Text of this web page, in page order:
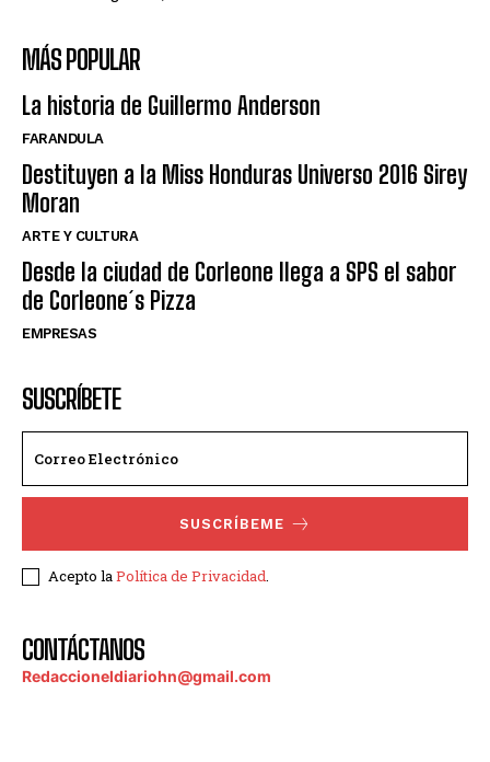
MÁS POPULAR
La historia de Guillermo Anderson
FARANDULA
Destituyen a la Miss Honduras Universo 2016 Sirey
Moran
ARTE Y CULTURA
Desde la ciudad de Corleone llega a SPS el sabor
de Corleone´s Pizza
EMPRESAS
SUSCRÍBETE
SUSCRÍBEME
Acepto laPolítica de Privacidad.
CONTÁCTANOS
Redaccioneldiariohn@gmail.com